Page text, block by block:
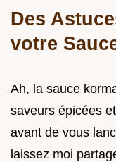
Des
votre
Ah, la sauce
saveurs épicées
avant de vous
laissez moi